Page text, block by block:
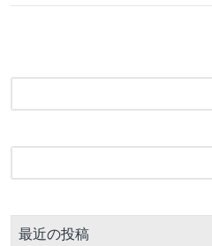
最近の投稿